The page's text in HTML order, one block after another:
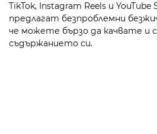
TikTok, Instagram Reels и
предлагат безпроблемни
че можете бързо да качвате и
съдържанието си.